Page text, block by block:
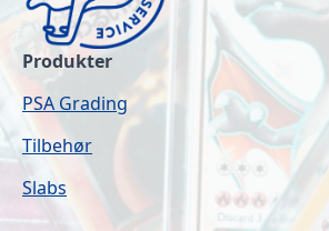
Produkter
PSA Grading
Tilbehør
Slabs